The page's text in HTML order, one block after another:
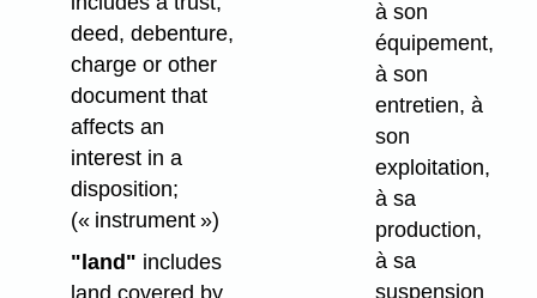
deed, debenture,
charge or other
document that
affects an
interest in a
disposition;
(« instrument »)
"land" includes
à son
équipement,
à son
entretien, à
son
exploitation,
à sa
production,
à sa
suspension